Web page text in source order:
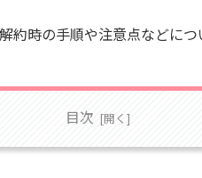
約時の手順や注意点などに
目次